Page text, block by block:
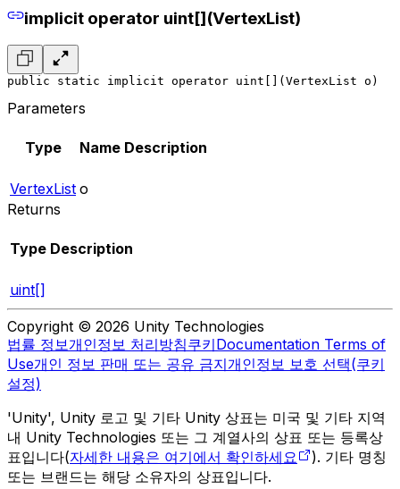
implicit operator uint[](VertexList)
public static implicit operator uint[](VertexList o)
Parameters
Type Name Description
VertexList o
Returns
Type Description
uint[]
Copyright © 2026 Unity Technologies
법률 정보개인정보 처리방침쿠키Documentation Terms of
Use개인 정보 판매 또는 공유 금지개인정보 보호 선택(쿠키
설정)
'Unity', Unity 로고 및 기타 Unity 상표는 미국 및 기타 지역
내 Unity Technologies 또는 그 계열사의 상표 또는 등록상
표입니다(자세한 내용은 여기에서 확인하세요
). 기타 명칭
또는 브랜드는 해당 소유자의 상표입니다.